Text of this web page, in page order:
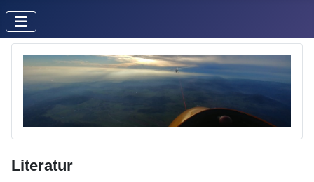
Literatur